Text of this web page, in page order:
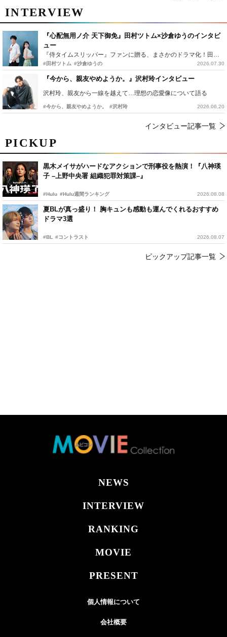
PICKUP
黒木メイサがハードなアクションで刑事役を熱演！『八神瑛
子 –上野中央署 組織犯罪対策課–』
#Hulu #Hulu週間ランキング 2026.08.08
夏BLが真っ盛り！ 胸キュンも感動も運んでくれるおすすめ
ドラマ3選
#BL #コントラスト 2026.08.07
ピックアップ記事一覧
INTERVIEW
『心配無用ノ介 天下御免』田村ツトム×沙倉ゆうのインタビ
ュー
『侍タイムスリッパー』ファンに贈る、まさかのドラマ化！田村ツトム×沙倉ゆうのが語る『心配無用ノ介』撮影秘話
#田村ツトム #沙倉ゆうの 2026.07.30
『今から、親友やめようか。』沢村玲インタビュー
沢村玲、親友から一線を越えて…理想の恋愛像について語る
#今から、親友やめようか。 #沢村玲 2026.06.20
インタビュー記事一覧
NEWS
INTERVIEW
RANKING
MOVIE
PRESENT
個人情報について
会社概要